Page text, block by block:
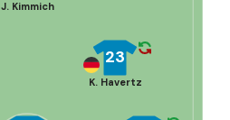
J. Kimmich
23
K. Havertz